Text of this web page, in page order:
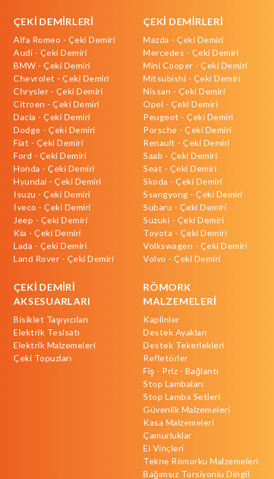
ÇEKİ DEMİRLERİ
Alfa Romeo - Çeki Demiri
Audi - Çeki Demiri
BMW - Çeki Demiri
Chevrolet - Çeki Demiri
Chrysler - Çeki Demiri
Citroen - Çeki Demiri
Dacia - Çeki Demiri
Dodge - Çeki Demiri
Fiat - Çeki Demiri
Ford - Çeki Demiri
Honda - Çeki Demiri
Hyundai - Çeki Demiri
Isuzu - Çeki Demiri
Iveco - Çeki Demiri
Jeep - Çeki Demiri
Kia - Çeki Demiri
Lada - Çeki Demiri
Land Rover - Çeki Demiri
ÇEKİ DEMİRLERİ
Mazda - Çeki Demiri
Mercedes - Çeki Demiri
Mini Cooper - Çeki Demiri
Mitsubishi - Çeki Demiri
Nissan - Çeki Demiri
Opel - Çeki Demiri
Peugeot - Çeki Demiri
Porsche - Çeki Demiri
Renault - Çeki Demiri
Saab - Çeki Demiri
Seat - Çeki Demiri
Skoda - Çeki Demiri
Ssangyong - Çeki Demiri
Subaru - Çeki Demiri
Suzuki - Çeki Demiri
Toyota - Çeki Demiri
Volkswagen - Çeki Demiri
Volvo - Çeki Demiri
ÇEKİ DEMİRİ
AKSESUARLARI
Bisiklet Taşıyıcıları
Elektrik Tesisatı
Elektrik Malzemeleri
Çeki Topuzları
RÖMORK
MALZEMELERİ
Kaplinler
Destek Ayakları
Destek Tekerlekleri
Refletörler
Fiş - Priz - Bağlantı
Stop Lambaları
Stop Lamba Setleri
Güvenlik Malzemeleri
Kasa Malzemeleri
Çamurluklar
El Vinçleri
Tekne Römorku Malzemeleri
Bağımsız Torsiyonlu Dingil